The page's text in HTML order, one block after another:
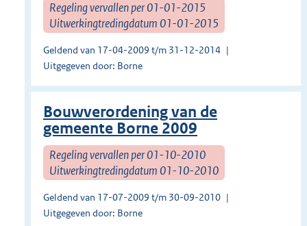
Regeling vervallen per 01-01-2015
Uitwerkingtredingdatum 01-01-2015
Geldend van 17-04-2009 t/m 31-12-2014
Uitgegeven door: Borne
Bouwverordening van de
gemeente Borne 2009
Regeling vervallen per 01-10-2010
Uitwerkingtredingdatum 01-10-2010
Geldend van 17-07-2009 t/m 30-09-2010
Uitgegeven door: Borne